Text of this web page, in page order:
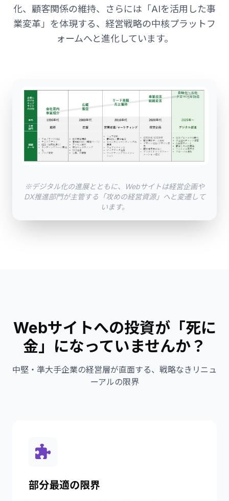
化、顧客関係の維持、さらには「AIを活用した事
業変革」を体現する、経営戦略の中核プラットフ
ォームへと進化しています。
※デジタル化の進展とともに、Webサイトは経営企画や
DX推進部門が主管する「攻めの経営資源」へと変遷して
います。
Webサイトへの投資が「死に
金」になっていませんか？
中堅・準大手企業の経営層が直面する、戦略なきリニュ
ーアルの限界
部分最適の限界